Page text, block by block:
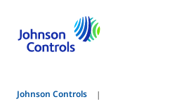
Johnson Controls